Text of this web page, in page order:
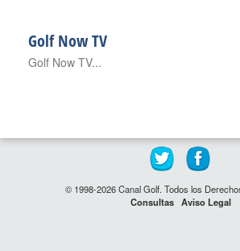
Golf Now TV
Golf Now TV...
© 1998-2026 Canal Golf. Todos los
Consultas Aviso Legal